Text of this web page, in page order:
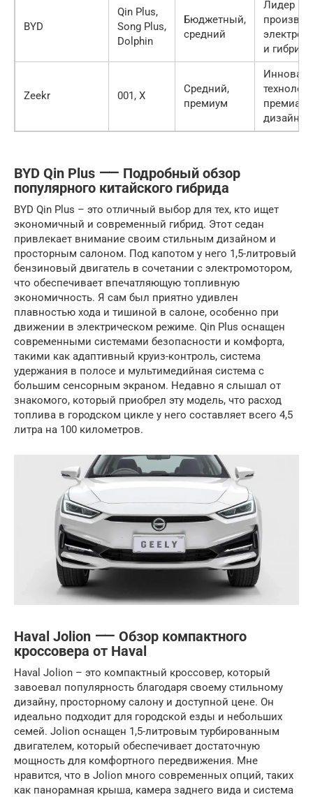
BYD
Qin Plus,
Song Plus,
Dolphin
Бюджетный,
средний
Лидер в
и
Zeekr 001, X
Средний,
премиум
дизайн
BYD Qin Plus ⸺ Подробный обзор
популярного китайского гибрида
BYD Qin Plus – это отличный выбор для тех, кто ищет
экономичный и современный гибрид. Этот седан
привлекает внимание своим стильным дизайном и
просторным салоном. Под капотом у него 1,5-литровый
бензиновый двигатель в сочетании с электромотором,
что обеспечивает впечатляющую топливную
экономичность. Я сам был приятно удивлен
плавностью хода и тишиной в салоне, особенно при
движении в электрическом режиме. Qin Plus оснащен
современными системами безопасности и комфорта,
такими как адаптивный круиз-контроль, система
удержания в полосе и мультимедийная система с
большим сенсорным экраном. Недавно я слышал от
знакомого, который приобрел эту модель, что расход
топлива в городском цикле у него составляет всего 4,5
литра на 100 километров.
Haval Jolion ⸺ Обзор компактного
кроссовера от Haval
Haval Jolion – это компактный кроссовер, который
завоевал популярность благодаря своему стильному
дизайну, просторному салону и доступной цене. Он
идеально подходит для городской езды и небольших
семей. Jolion оснащен 1,5-литровым турбированным
двигателем, который обеспечивает достаточную
мощность для комфортного передвижения. Мне
нравится, что в Jolion много современных опций, таких
как панорамная крыша, камера заднего вида и система